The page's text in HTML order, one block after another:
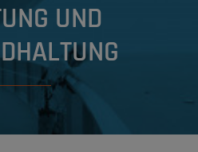
UND